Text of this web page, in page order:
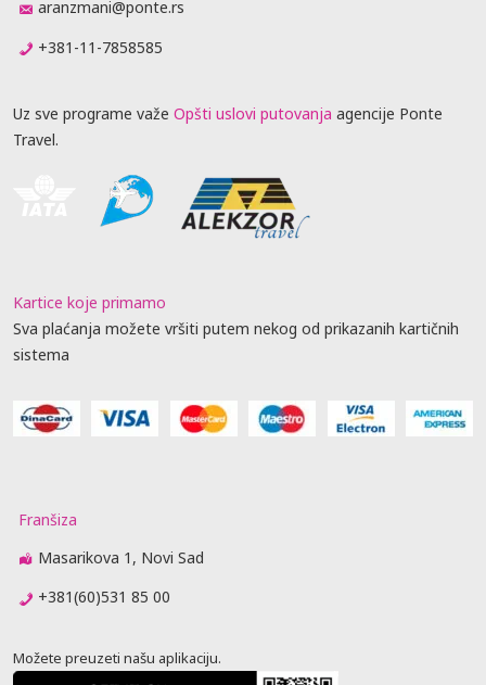
aranzmani@ponte.rs
+381-11-7858585
Uz sve programe važe Opšti uslovi putovanja agencije Ponte
Travel.
Kartice koje primamo
Sva plaćanja možete vršiti putem nekog od prikazanih kartičnih
sistema
Franšiza
Masarikova 1, Novi Sad
+381(60)531 85 00
Možete preuzeti našu aplikaciju.